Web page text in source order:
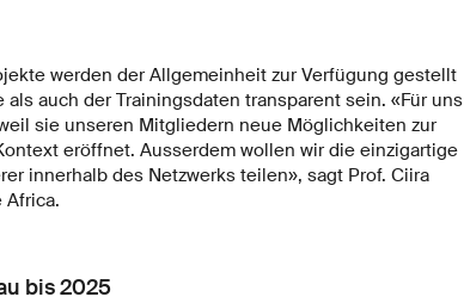
werden der Allgemeinheit zur Verfügung gestellt
auch der Trainingsdaten transparent sein. «Für uns
sie unseren Mitgliedern neue Möglichkeiten zur
eröffnet. Ausserdem wollen wir die einzigartige
innerhalb des Netzwerks teilen», sagt Prof. Ciira
Africa.
bis 2025